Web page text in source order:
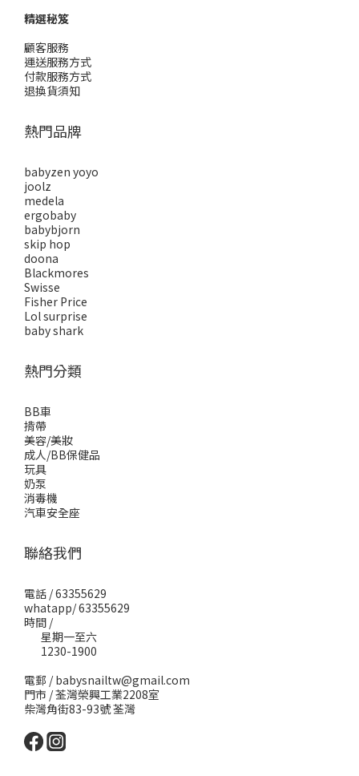
精選秘笈
顧客服務
運送服務方式
付款服務方式
退換貨須知
熱門品牌
babyzen yoyo
joolz
medela
ergobaby
babybjorn
skip hop
doona
Blackmores
Swisse
Fisher Price
Lol surprise
baby shark
熱門分類
BB車
揹帶
美容/美妝
成人/BB保健品
玩具
奶泵
消毒機
汽車安全座
聯絡我們
電話 / 63355629
whatapp/ 63355629
時間 /
星期一至六
1230-1900
電郵 / babysnailtw@gmail.com
門市 / 荃灣榮興工業2208室
柴灣角街83-93號 荃灣